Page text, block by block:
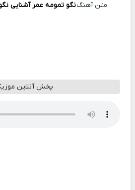
متن آهنگنگو تمومه عمر آشنایی
پخش آنلاین